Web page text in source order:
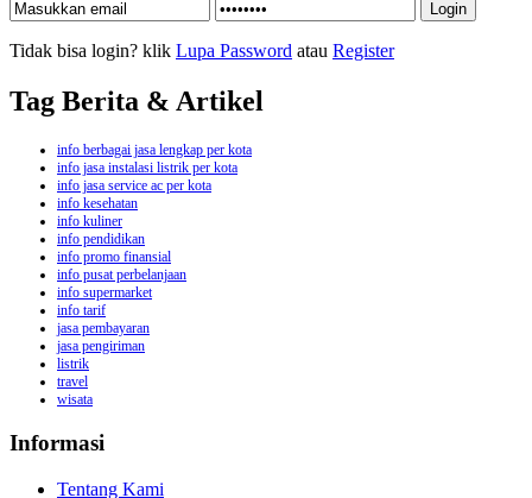
Tidak bisa login? klik Lupa Password atau Register
Tag Berita & Artikel
info berbagai jasa lengkap per kota
info jasa instalasi listrik per kota
info jasa service ac per kota
info kesehatan
info kuliner
info pendidikan
info promo finansial
info pusat perbelanjaan
info supermarket
info tarif
jasa pembayaran
jasa pengiriman
listrik
travel
wisata
Informasi
Tentang Kami